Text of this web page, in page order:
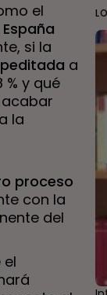
el
si la
a
y qué
la
proceso
con la
del